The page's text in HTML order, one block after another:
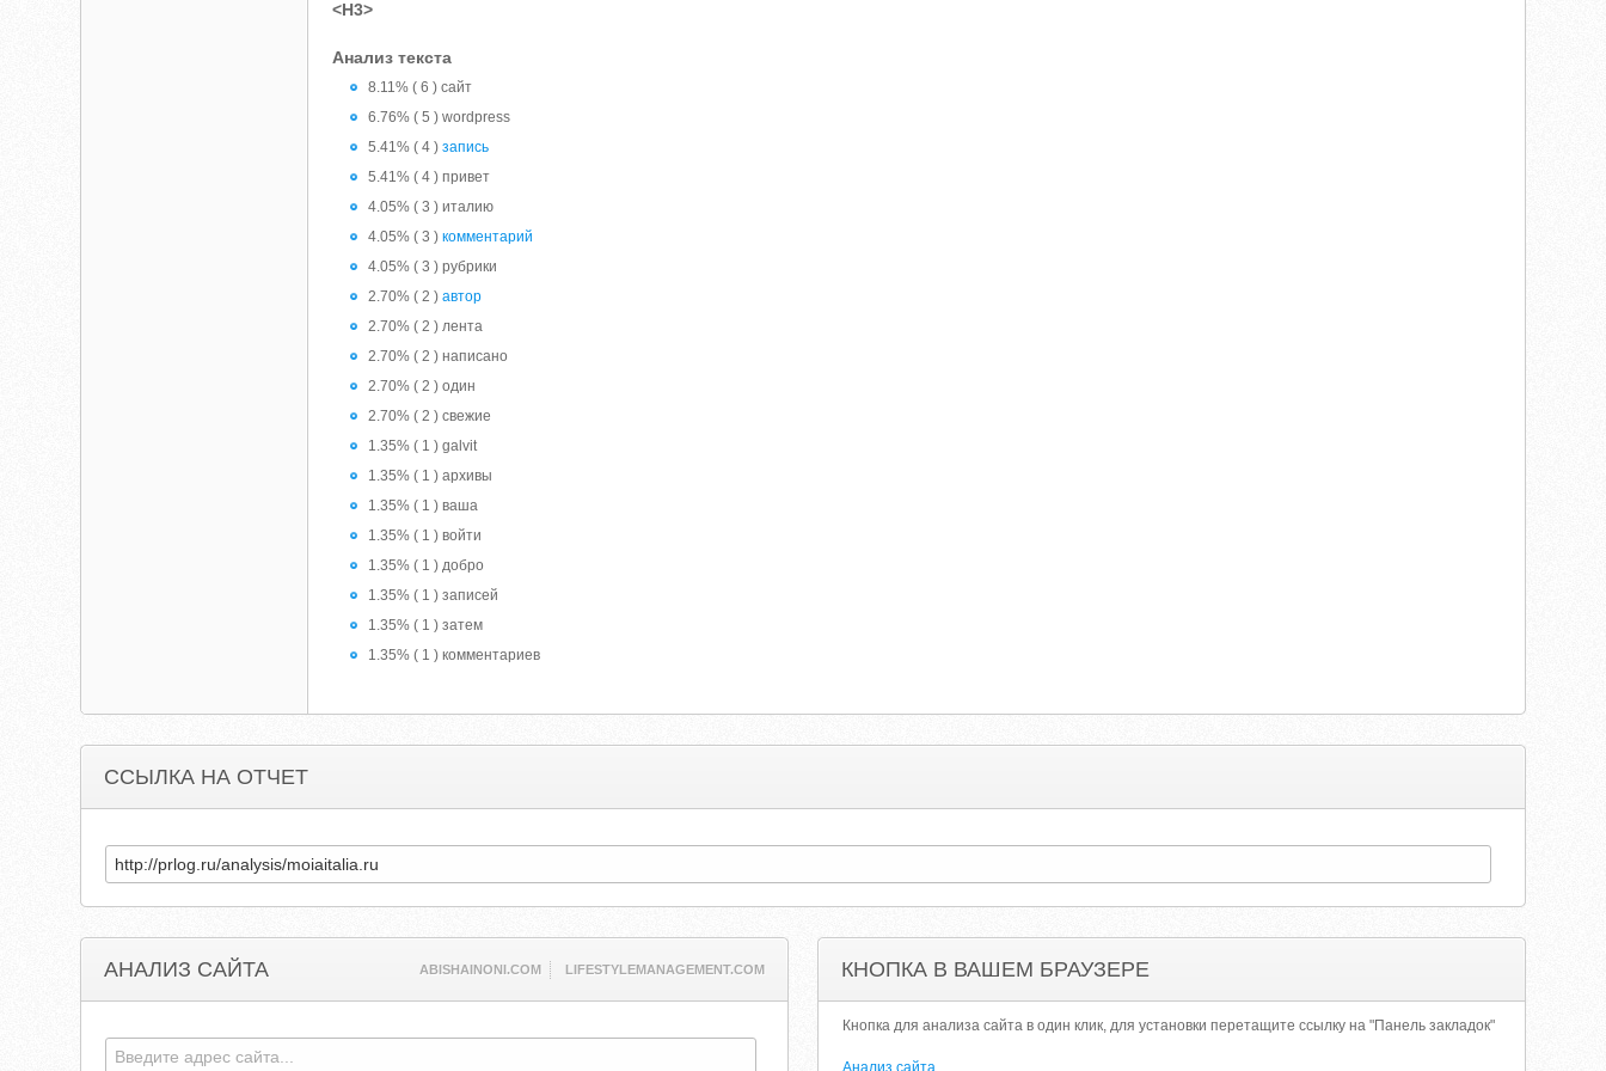
<H3>
Анализ текста
8.11% ( 6 ) сайт
6.76% ( 5 ) wordpress
5.41% ( 4 )запись
5.41% ( 4 ) привет
4.05% ( 3 ) италию
4.05% ( 3 )комментарий
4.05% ( 3 ) рубрики
2.70% ( 2 )автор
2.70% ( 2 ) лента
2.70% ( 2 ) написано
2.70% ( 2 ) один
2.70% ( 2 ) свежие
1.35% ( 1 ) galvit
1.35% ( 1 ) архивы
1.35% ( 1 ) ваша
1.35% ( 1 ) войти
1.35% ( 1 ) добро
1.35% ( 1 ) записей
1.35% ( 1 ) затем
1.35% ( 1 ) комментариев
ССЫЛКА НА ОТЧЕТ
АНАЛИЗ САЙТА ABISHAINONI.COM LIFESTYLEMANAGEMENT.COM КНОПКА В ВАШЕМ БРАУЗЕРЕ
Кнопка для анализа сайта в один клик, для установки перетащите ссылку на "Панель закладок"
Анализ сайта